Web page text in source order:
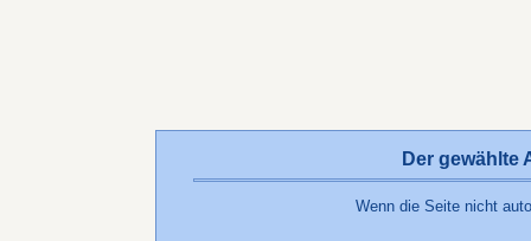
Der gewählte
Wenn die Seite nicht